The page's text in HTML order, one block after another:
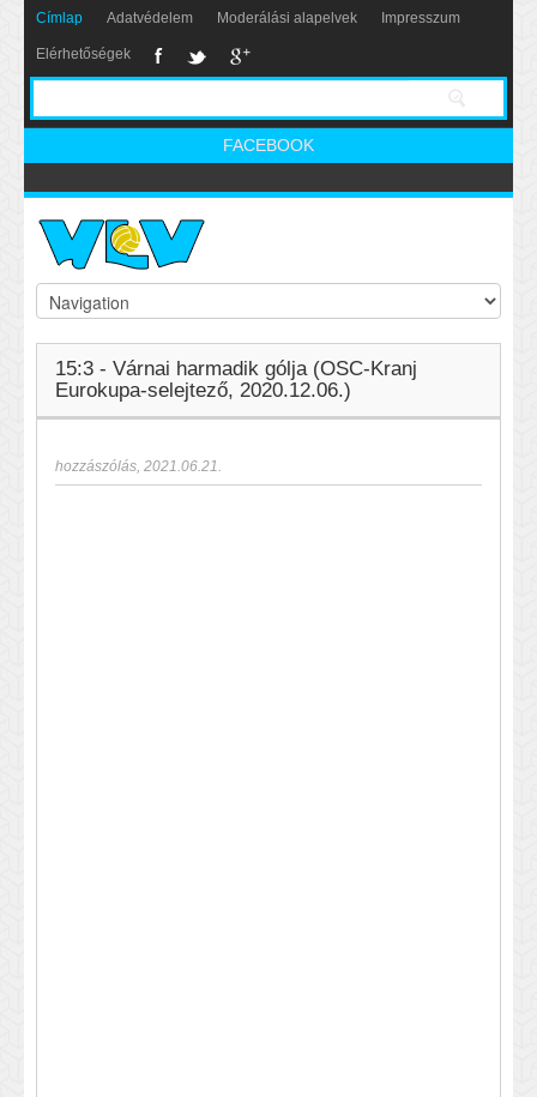
Címlap Adatvédelem Moderálási alapelvek Impresszum
Elérhetőségek
FACEBOOK
15:3 - Várnai harmadik gólja (OSC-Kranj
Eurokupa-selejtező, 2020.12.06.)
hozzászólás, 2021.06.21.